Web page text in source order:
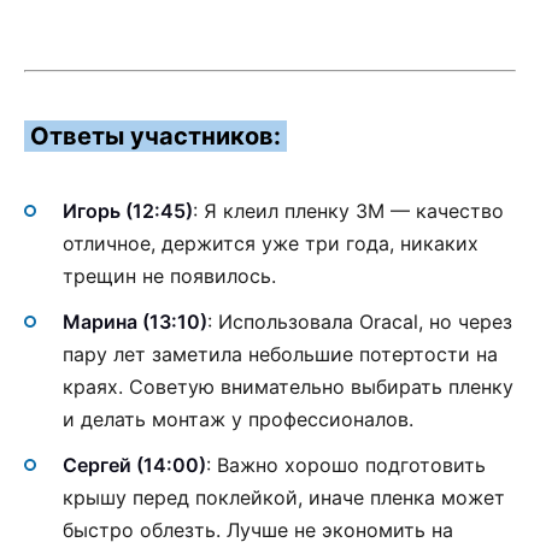
Ответы участников:
Игорь (12:45): Я клеил пленку 3M — качество
отличное, держится уже три года, никаких
трещин не появилось.
Марина (13:10): Использовала Oracal, но через
пару лет заметила небольшие потертости на
краях. Советую внимательно выбирать пленку
и делать монтаж у профессионалов.
Сергей (14:00): Важно хорошо подготовить
крышу перед поклейкой, иначе пленка может
быстро облезть. Лучше не экономить на